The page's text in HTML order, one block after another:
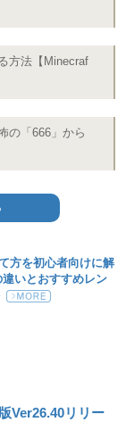
方法【Minecraf
の「666」から
方を初心者向けに解
いとおすすめレン
Ver26.40リリー